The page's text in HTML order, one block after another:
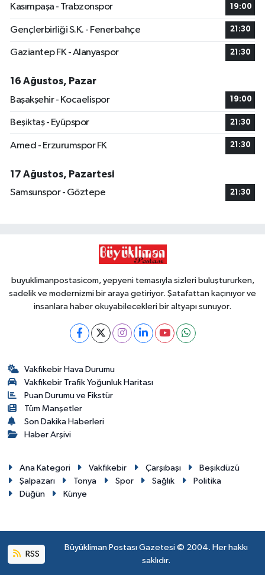
Kasımpaşa - Trabzonspor 19:00
Gençlerbirliği S.K. - Fenerbahçe 21:30
Gaziantep FK - Alanyaspor 21:30
16 Ağustos, Pazar
Başakşehir - Kocaelispor
19:00
Beşiktaş - Eyüpspor 21:30
Amed - Erzurumspor FK 21:30
17 Ağustos, Pazartesi
Samsunspor - Göztepe
21:30
buyuklimanpostasicom, yepyeni temasıyla sizleri buluştururken,
sadelik ve modernizmi bir araya getiriyor. Şatafattan kaçınıyor ve
insanlara haber okuyabilecekleri bir altyapı sunuyor.
Vakfıkebir Hava Durumu
Vakfıkebir Trafik Yoğunluk Haritası
Puan Durumu ve Fikstür
Tüm Manşetler
Son Dakika Haberleri
Haber Arşivi
Ana Kategori Vakfıkebir Çarşıbaşı
Beşikdüzü
Şalpazarı
Tonya Spor Sağlık
Politika
Düğün
Künye
RSS
Büyükliman Postası Gazetesi © 2004. Her hakkı
saklıdır.